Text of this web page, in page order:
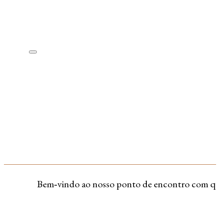
Bem‑vindo ao nosso ponto de encontro com